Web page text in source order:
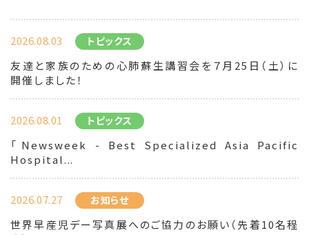
2026.08.03 トピックス
友達と家族のための心肺蘇生講習会を７月25日（土）に
開催しました！
2026.08.01 トピックス
「Newsweek - Best Specialized Asia Pacific
Hospital...
2026.07.27 お知らせ
世界早産児デー写真展へのご協力のお願い（先着10名程